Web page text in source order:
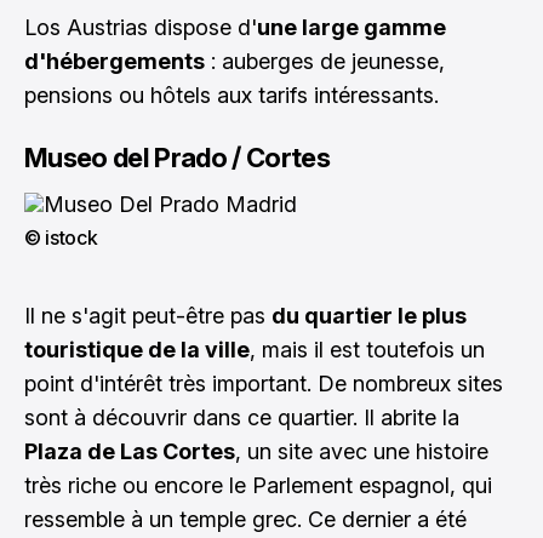
Los Austrias dispose d'une large gamme
d'hébergements : auberges de jeunesse,
pensions ou hôtels aux tarifs intéressants.
Museo del Prado / Cortes
© istock
Il ne s'agit peut-être pas du quartier le plus
touristique de la ville, mais il est toutefois un
point d'intérêt très important. De nombreux sites
sont à découvrir dans ce quartier. Il abrite la
Plaza de Las Cortes, un site avec une histoire
très riche ou encore le Parlement espagnol, qui
ressemble à un temple grec. Ce dernier a été